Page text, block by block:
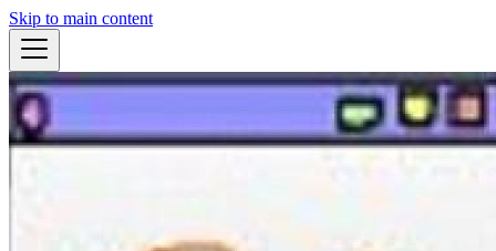
Skip to main content